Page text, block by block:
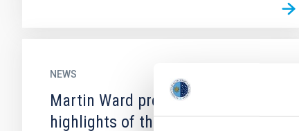
NEWS
Martin Ward present the
highlights of the James Webb